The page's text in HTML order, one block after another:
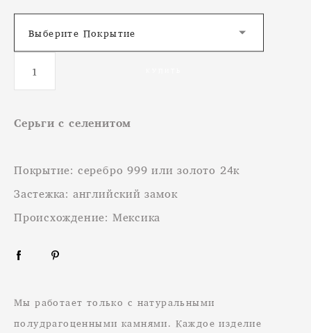
Выберите Покрытие
Cерьги с селенитом
Покрытие: серебро 999 или золото 24к
Застежка: английский замок
Происхождение: Мексика
Мы работает только с натуральными
полудрагоценными камнями. Каждое изделие